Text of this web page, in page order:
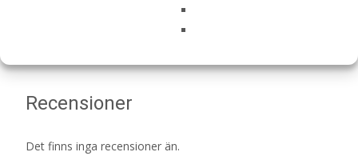
Recensioner
Det finns inga recensioner än.